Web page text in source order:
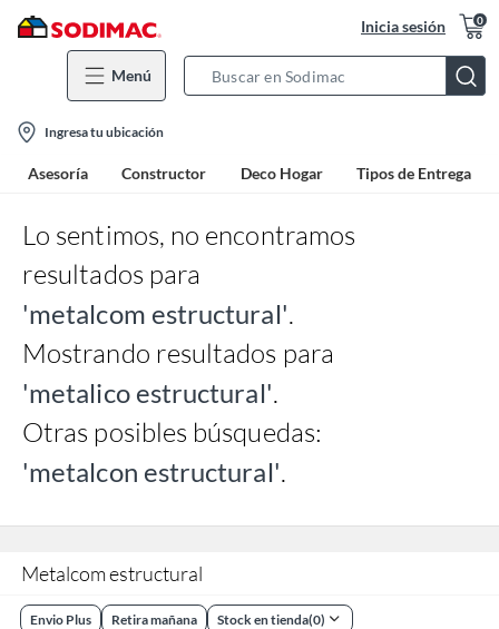
Inicia sesión 0
Menú
Bar
location-
icon
Ingresa tu ubicación
Asesoría Constructor Deco Hogar Tipos de Entrega
Lo sentimos, no encontramos
resultados para
'metalcom estructural'.
Mostrando resultados para
'metalico estructural'.
Otras posibles búsquedas:
'metalcon estructural'.
Metalcom estructural
Envio Plus Retira mañana Stock en tienda(0)